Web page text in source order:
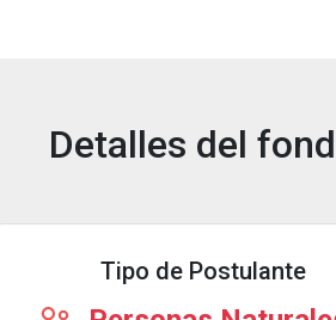
Detalles del
Tipo de Postulante